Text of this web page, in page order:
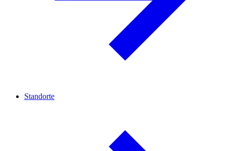
Standorte